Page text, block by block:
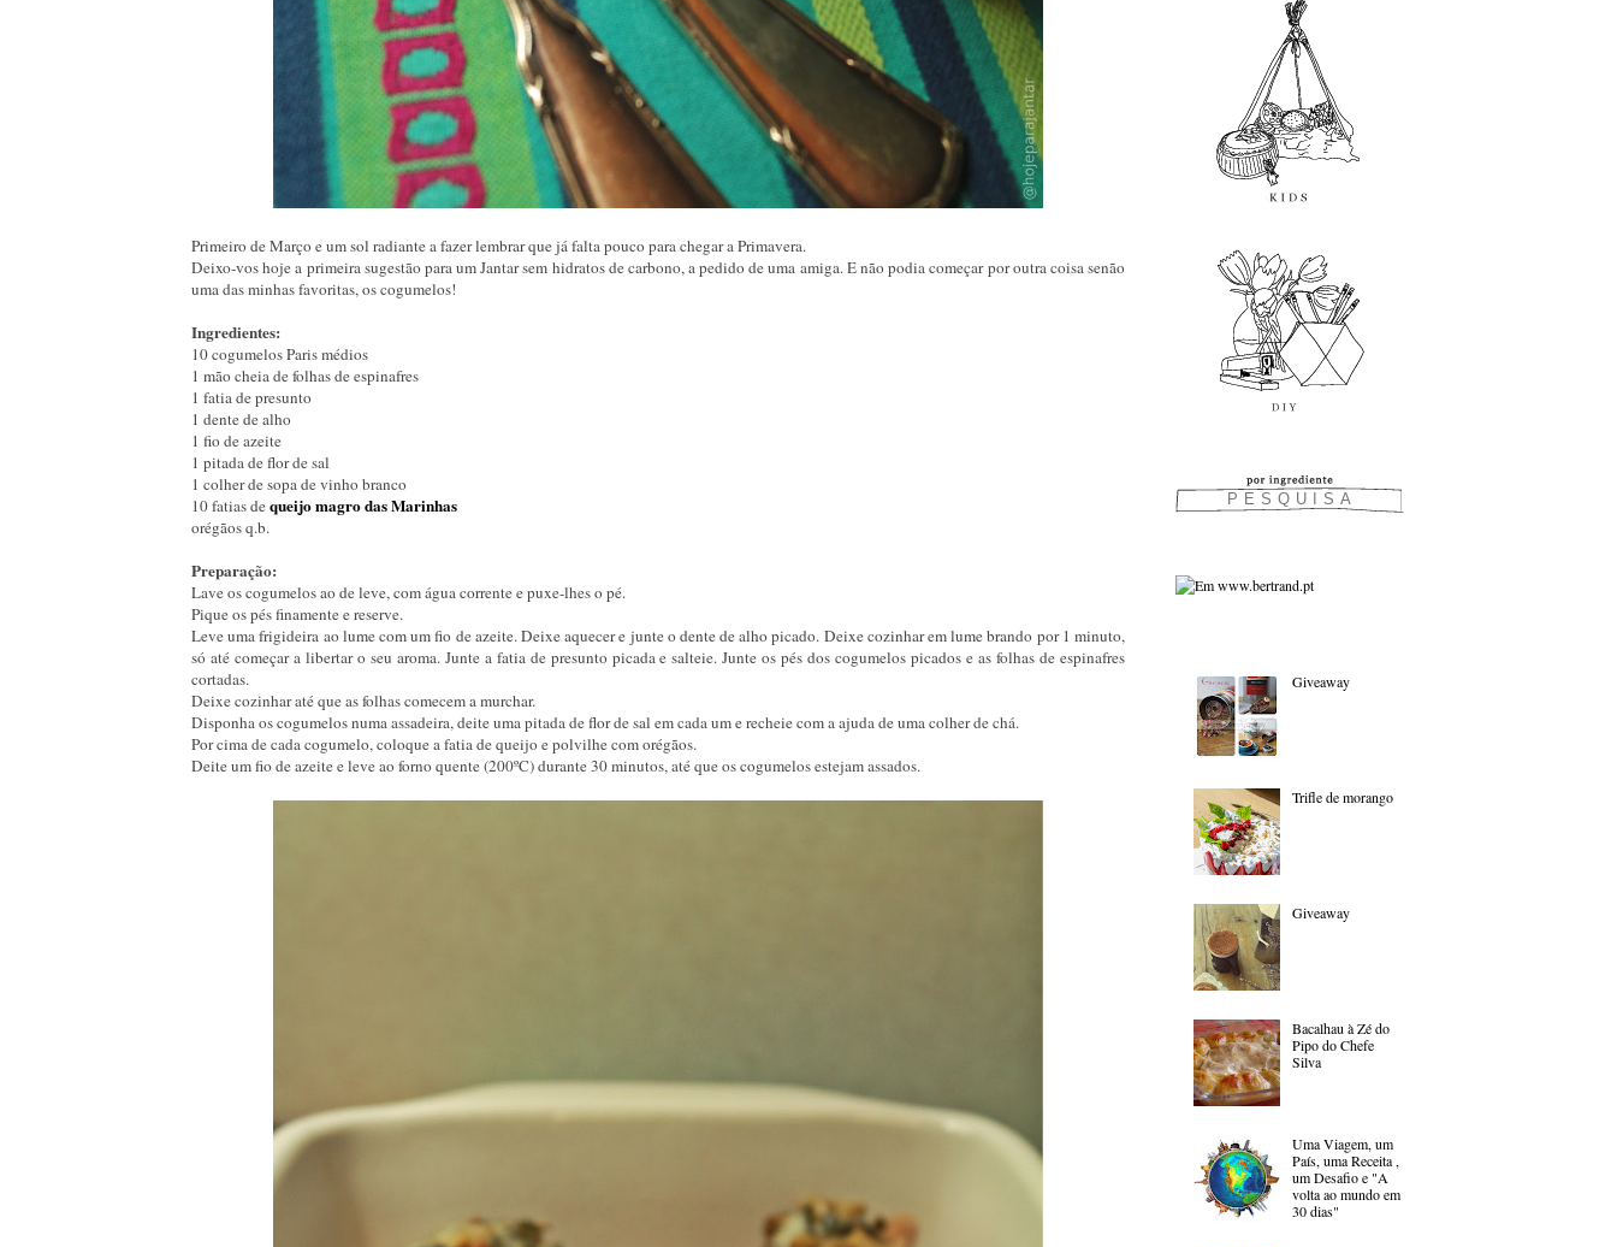
Primeiro de Março e um sol radiante a fazer lembrar que já falta pouco para chegar a Primavera.
Deixo-vos hoje a primeira sugestão para um Jantar sem hidratos de carbono, a pedido de uma amiga. E não podia começar por outra coisa senão
uma das minhas favoritas, os cogumelos!
Ingredientes:
10 cogumelos Paris médios
1 mão cheia de folhas de espinafres
1 fatia de presunto
1 dente de alho
1 fio de azeite
1 pitada de flor de sal
1 colher de sopa de vinho branco
10 fatias dequeijo magro das Marinhas
orégãos q.b.
Preparação:
Lave os cogumelos ao de leve, com água corrente e puxe-lhes o pé.
Pique os pés finamente e reserve.
Leve uma frigideira ao lume com um fio de azeite. Deixe aquecer e junte o dente de alho picado. Deixe cozinhar em lume brando por 1 minuto,
só até começar a libertar o seu aroma. Junte a fatia de presunto picada e salteie. Junte os pés dos cogumelos picados e as folhas de espinafres
cortadas.
Deixe cozinhar até que as folhas comecem a murchar.
Disponha os cogumelos numa assadeira, deite uma pitada de flor de sal em cada um e recheie com a ajuda de uma colher de chá.
Por cima de cada cogumelo, coloque a fatia de queijo e polvilhe com orégãos.
Deite um fio de azeite e leve ao forno quente (200ºC) durante 30 minutos, até que os cogumelos estejam assados.
Giveaway
Trifle de morango
Giveaway
Bacalhau à Zé do
Pipo do Chefe
Silva
Uma Viagem, um
País, uma Receita ,
um Desafio e "A
volta ao mundo em
30 dias"